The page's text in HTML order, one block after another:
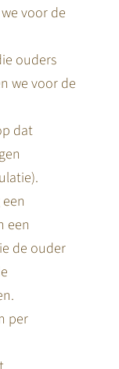
voor de
ouders
we voor de
dat
een
de ouder
per